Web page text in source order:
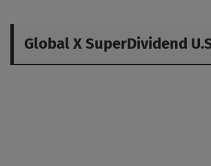
Global X SuperDividend